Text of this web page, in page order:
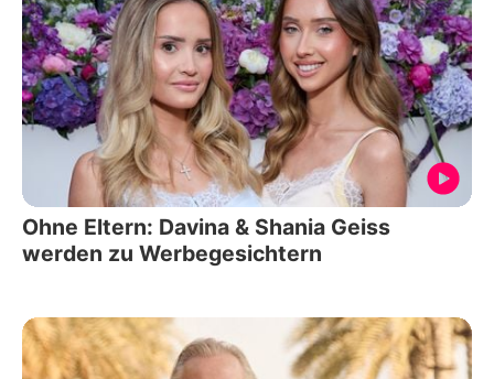
Ohne Eltern: Davina & Shania Geiss
werden zu Werbegesichtern